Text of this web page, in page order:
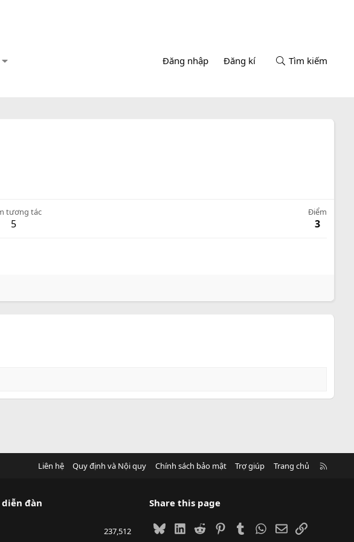
Đăng nhập Đăng kí Tìm kiếm
tương tác
5
Điểm
3
Liên hệ Quy định và Nội quy Chính sách bảo mật Trợ giúp Trang chủ
đàn
237,512
Share this page
BlueskyLinkedIn
Reddit PinterestTumblrWhatsApp
EmailLink